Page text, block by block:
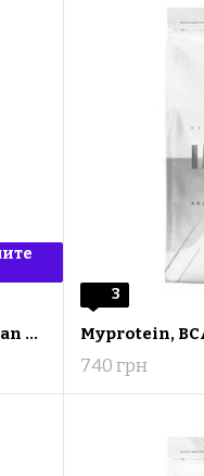
Протеїн для веганів Myvegan Vegan Protein Blend 1000г, Смак кава-горіх
3
740 грн